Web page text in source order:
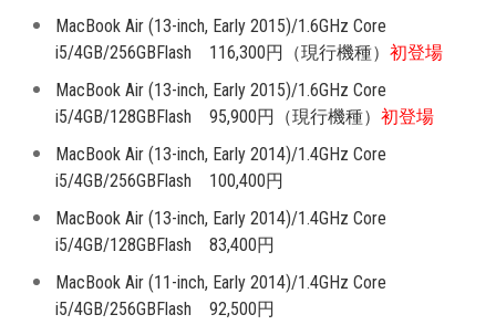
MacBook Air (13-inch, Early 2015)/1.6GHz Core
i5/4GB/256GBFlash 116,300円（現行機種） 初登場
MacBook Air (13-inch, Early 2015)/1.6GHz Core
i5/4GB/128GBFlash 95,900円（現行機種） 初登場
MacBook Air (13-inch, Early 2014)/1.4GHz Core
i5/4GB/256GBFlash 100,400円
MacBook Air (13-inch, Early 2014)/1.4GHz Core
i5/4GB/128GBFlash 83,400円
MacBook Air (11-inch, Early 2014)/1.4GHz Core
i5/4GB/256GBFlash 92,500円